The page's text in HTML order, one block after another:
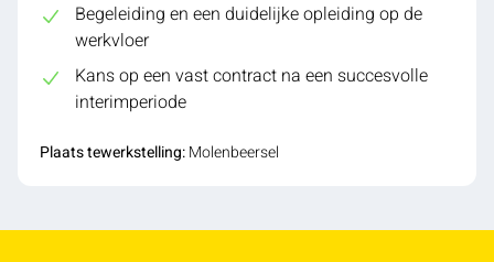
Begeleiding en een duidelijke opleiding op de
werkvloer
Kans op een vast contract na een succesvolle
interimperiode
Plaats tewerkstelling:Molenbeersel